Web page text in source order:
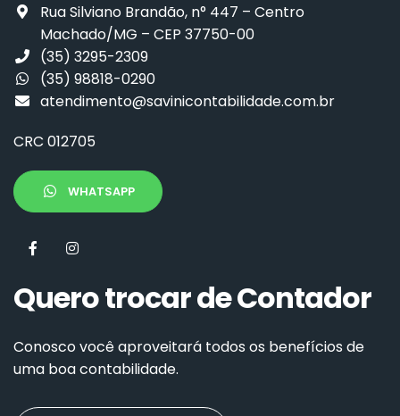
Rua Silviano Brandão, n° 447 – Centro
Machado/MG – CEP 37750-00
(35) 3295-2309
(35) 98818-0290
atendimento@savinicontabilidade.com.br
CRC 012705
WHATSAPP
Quero trocar de Contador
Conosco você aproveitará todos os benefícios de
uma boa contabilidade.